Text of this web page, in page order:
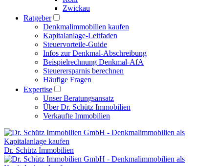
Zwickau
Ratgeber
Denkmalimmobilien kaufen
Kapitalanlage-Leitfaden
Steuervorteile-Guide
Infos zur Denkmal-Abschreibung
Beispielrechnung Denkmal-AfA
Steuerersparnis berechnen
Häufige Fragen
Expertise
Unser Beratungsansatz
Über Dr. Schütz Immobilien
Verkaufte Immobilien
Dr. Schütz Immobilien